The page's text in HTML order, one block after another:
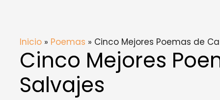
Inicio » Poemas » Cinco Mejores Poemas de
Cinco Mejores
Salvajes